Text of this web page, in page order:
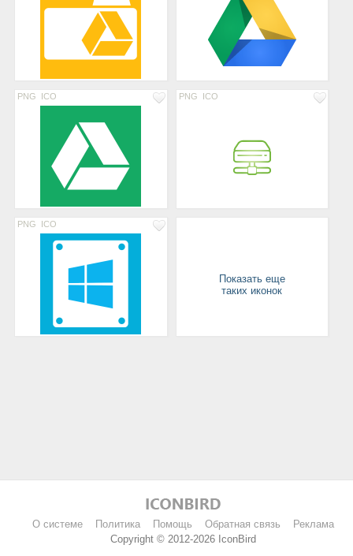
PNG ICO PNG ICO
PNG ICO
Показать еще
таких иконок
О системе Политика Помощь Обратная связь
Реклама
Copyright © 2012-2026 IconBird